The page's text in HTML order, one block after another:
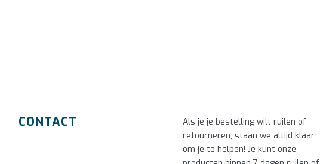
CONTACT
Als je je bestelling wilt ruilen of
retourneren, staan we altijd klaar
om je te helpen! Je kunt onze